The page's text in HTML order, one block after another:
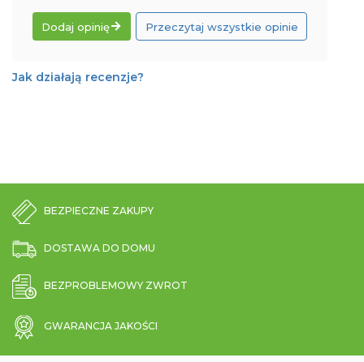
Dodaj opinię Przeczytaj wszystkie opinie
Jak działają recenzje?
BEZPIECZNE ZAKUPY
DOSTAWA DO DOMU
BEZPROBLEMOWY ZWROT
GWARANCJA JAKOŚCI